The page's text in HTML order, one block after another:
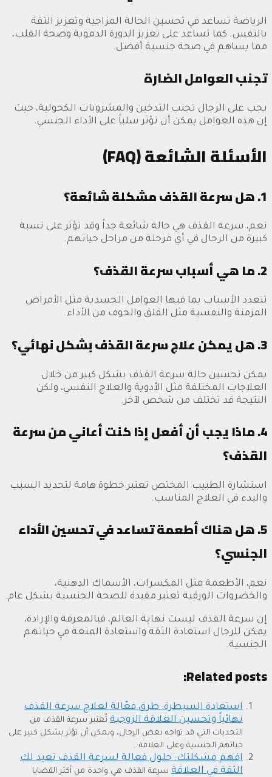
الرياضة تساعد في تحسين الحالة المزاجية وتعزيز الثقة
بالنفس. كما تساعد على تعزيز الدورة الدموية وصحة القلب،
مما يساهم في صحة جنسية أفضل.
تجنب العوامل الضارة
يجب على الرجال تجنب التدخين والمشروبات الكحولية، حيث
إن هذه العوامل يمكن أن تؤثر سلباً على الأداء الجنسي.
الأسئلة الشائعة (FAQ)
1. هل سرعة القذف مشكلة شائعة؟
نعم، سرعة القذف هي حالة شائعة جداً وقد تؤثر على نسبة
كبيرة من الرجال في أي مرحلة من مراحل حياتهم.
2. ما هي أسباب سرعة القذف؟
تتعدد الأسباب بما فيها العوامل الجسدية مثل الأمراض
المزمنة والنفسية مثل القلق والخوف من الأداء.
3. هل يمكن علاج سرعة القذف بشكل نهائي؟
يمكن تحسين حالة سرعة القذف بشكل كبير من خلال
العلاجات المختلفة مثل الأدوية والعلاج النفسي، ولكن
النتيجة قد تختلف من شخص لآخر.
4. ماذا يجب أن أفعل إذا كنت أعاني من سرعة
القذف؟
استشارة الطبيب المختص تعتبر خطوة هامة لتحديد السبب
والبدء في العلاج المناسب.
5. هل هناك أطعمة تساعد في تحسين الأداء
الجنسي؟
نعم، الأطعمة مثل المكسرات، الأسماك الدهنية،
والخضروات الورقية تعتبر مفيدة للصحة الجنسية بشكل عام.
إن سرعة القذف ليست نهاية العالم، فبالمعرفة والإرادة،
يمكن للرجال استعادة الثقة واستعادة المتعة في حياتهم
الجنسية.
Related posts:
استعادة السيطرة: طرق فعّالة لعلاج سرعة القذف
نهائياً وتحسين العلاقة الزوجية تُعتبر سرعة القذف من
التحديات التي قد تواجه بعض الرجال، ويمكن أن تؤثر بشكل كبير على
حياتهم الجنسية وعلى العلاقة...
افهم مشكلتك: حلول فعالة لسرعة القذف تعيد لك
الثقة في العلاقة سرعة القذف هي واحدة من أكثر القضايا